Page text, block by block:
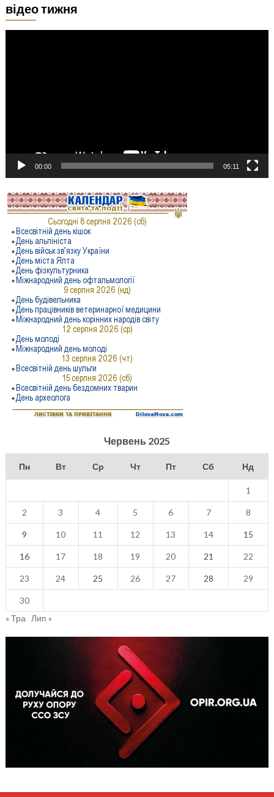
відео тижня
00:00 05:11
Червень 2025
Пн Вт Ср Чт Пт Сб Нд
1
2 3 4 5 6 7 8
9 10 11 12 13 14 15
16 17 18 19 20 21 22
23 24 25 26 27 28 29
30
« Тра
Лип »